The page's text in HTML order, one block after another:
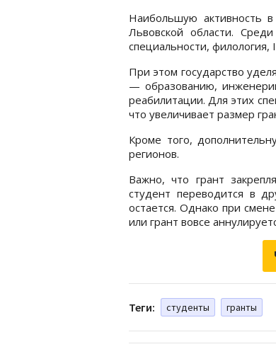
Наибольшую активность
Львовской области.
специальности, филология,
При этом государство
— образованию,
реабилитации. Для этих
что увеличивает размер
Кроме того,
регионов.
Важно, что грант
студент переводится в
остается. Однако при
или грант вовсе
Теги: студенты гранты